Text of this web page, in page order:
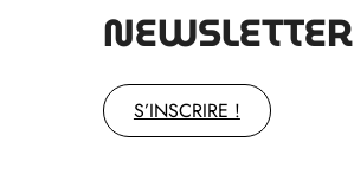
NEWSLETTER
S’INSCRIRE !